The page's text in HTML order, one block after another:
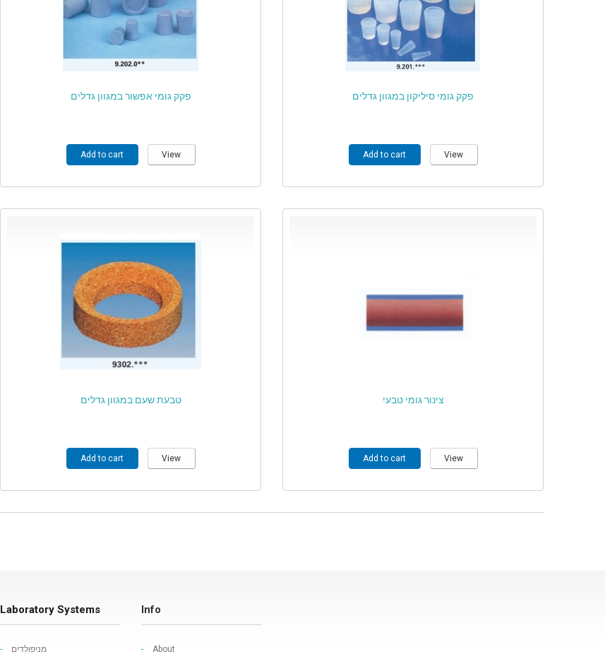
פקק גומי אפשור במגוון גדלים
Add to cart View
פקק גומי סיליקון במגוון גדלים
Add to cart View
טבעת שעם במגוון גדלים
Add to cart View
צינור גומי טבעי
Add to cart View
Laboratory Systems
מניפולדים
Info
About